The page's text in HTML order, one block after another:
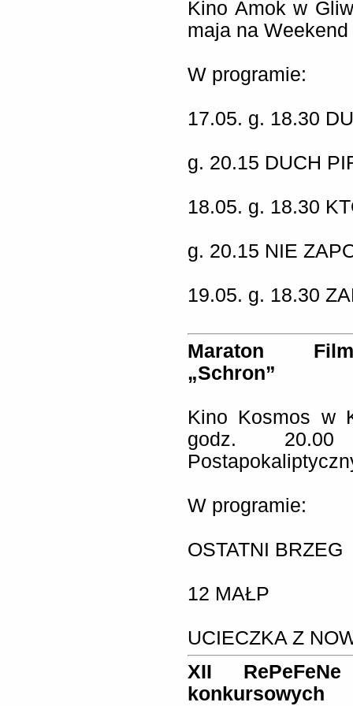
Kino Amok w
maja na
W programie:
17.05. g. 18.30
g. 20.15 DUCH
18.05. g. 18.30
g. 20.15 NIE
19.05. g. 18.30
Maraton
„Schron”
Kino Kosmos w
godz.
W programie:
OSTATNI BRZEG
12 MAŁP
UCIECZKA Z
XII
konkursowych